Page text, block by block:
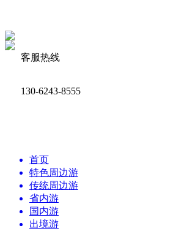
客服热线
130-6243-8555
首页
特色周边游
传统周边游
省内游
国内游
出境游